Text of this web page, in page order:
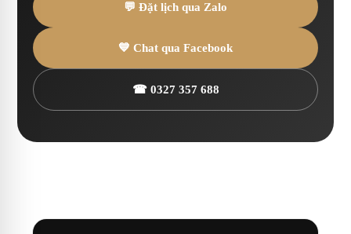
💬 Đặt lịch qua Zalo
💙 Chat qua Facebook
☎ 0327 357 688